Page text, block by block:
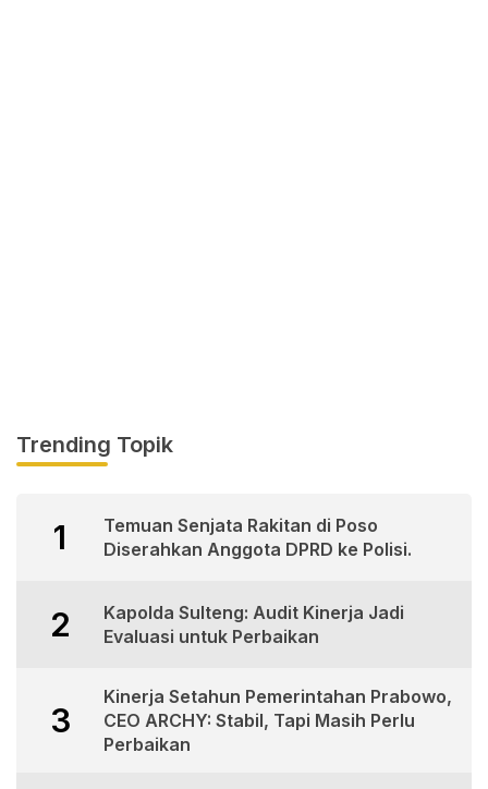
Trending Topik
1
Temuan Senjata Rakitan di Poso
Diserahkan Anggota DPRD ke Polisi.
2
Kapolda Sulteng: Audit Kinerja Jadi
Evaluasi untuk Perbaikan
3
Kinerja Setahun Pemerintahan Prabowo,
CEO ARCHY: Stabil, Tapi Masih Perlu
Perbaikan